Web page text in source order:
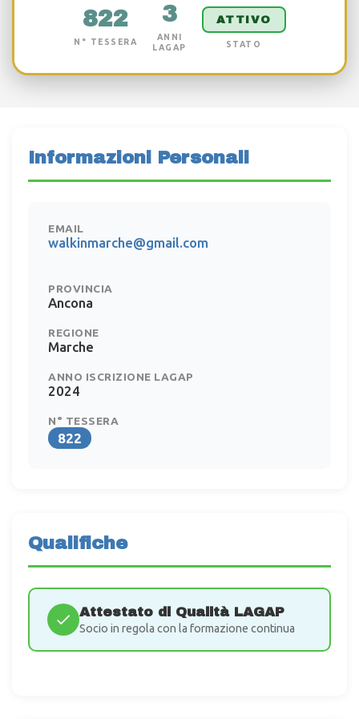
822
N° TESSERA
3
ANNI
LAGAP
ATTIVO
STATO
Informazioni Personali
EMAIL
walkinmarche@gmail.com
PROVINCIA
Ancona
REGIONE
Marche
ANNO ISCRIZIONE LAGAP
2024
N° TESSERA
822
Qualifiche
Attestato di Qualità LAGAP
Socio in regola con la formazione continua